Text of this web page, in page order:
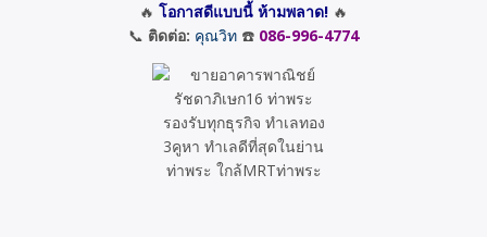
🔥 โอกาสดีแบบนี้ ห้ามพลาด! 🔥
📞 ติดต่อ: คุณวิท ☎️ 086-996-4774